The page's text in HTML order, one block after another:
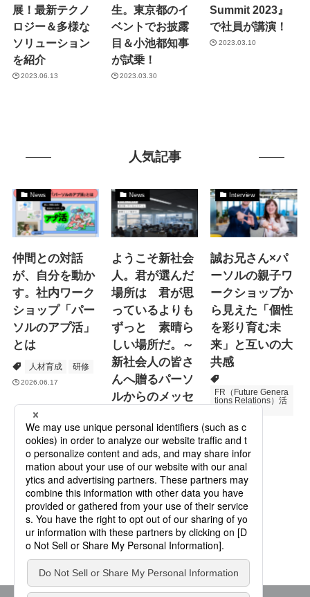
展！最新テクノ
ロジー＆多様な
ソリューション
を紹介
2023.06.13
生。東京都のイ
ベントでお披露
目＆小池都知事
が試乗！
2023.03.30
Summit 2023』
で社員が講演！
2023.03.10
人気記事
News
仲間との対話
が、自分を動か
す。社内ワーク
ショップ「パー
ソルのアプ活」
とは
人材育成 研修
2026.06.17
News
ようこそ新社会
人。君が選んだ
場所は 君が思
っているよりも
ずっと 素晴ら
しい場所だ。～
新社会人の皆さ
んへ贈るパーソ
ルからのメッセ
Specialized Servic
es
プロモーション
2026.05.19
Interview
誠お兄さん×パ
ーソルの親子ワ
ークショップか
ら見えた「個性
を彩り育む未
来」と互いの大
共感
FR（Future Genera
tions Relations）活
次世代育成
2026.06.16